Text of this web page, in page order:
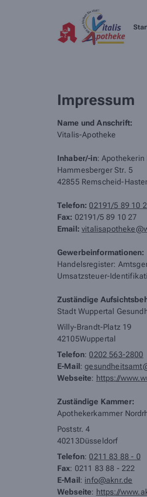
Impressum
Name und Anschrift:
Vitalis-Apotheke
Inhaber/-in: Apothekerin
Hammesberger Str. 5
42855 Remscheid-
Telefon: 02191/5 89 10
Fax: 02191/5 89 10 27
Email:
Gewerbeinformationen:
Handelsregister:
Umsatzsteuer-
Zuständige
Stadt Wuppertal
Willy-Brandt-Platz 19
42105Wuppertal
Telefon: 0202 563-2800
E-Mail:
Webseite: https://
Zuständige Kammer:
Apothekerkammer
Poststr. 4
40213Düsseldorf
Telefon: 0211 83 88 - 0
Fax: 0211 83 88 - 222
E-Mail: info@aknr.de
Webseite: https://